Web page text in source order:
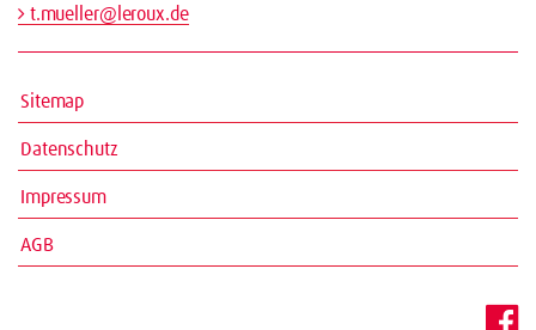
t.mueller@leroux.de
Sitemap
Datenschutz
Impressum
AGB